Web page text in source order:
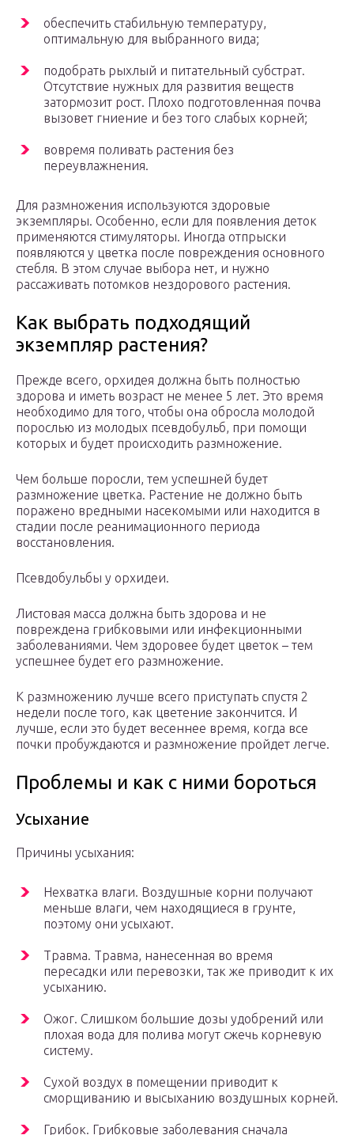
обеспечить стабильную температуру,
оптимальную для выбранного вида;
подобрать рыхлый и питательный субстрат.
Отсутствие нужных для развития веществ
затормозит рост. Плохо подготовленная почва
вызовет гниение и без того слабых корней;
вовремя поливать растения без
переувлажнения.
Для размножения используются здоровые
экземпляры. Особенно, если для появления деток
применяются стимуляторы. Иногда отпрыски
появляются у цветка после повреждения основного
стебля. В этом случае выбора нет, и нужно
рассаживать потомков нездорового растения.
Как выбрать подходящий
экземпляр растения?
Прежде всего, орхидея должна быть полностью
здорова и иметь возраст не менее 5 лет. Это время
необходимо для того, чтобы она обросла молодой
порослью из молодых псевдобульб, при помощи
которых и будет происходить размножение.
Чем больше поросли, тем успешней будет
размножение цветка. Растение не должно быть
поражено вредными насекомыми или находится в
стадии после реанимационного периода
восстановления.
Псевдобульбы у орхидеи.
Листовая масса должна быть здорова и не
повреждена грибковыми или инфекционными
заболеваниями. Чем здоровее будет цветок – тем
успешнее будет его размножение.
К размножению лучше всего приступать спустя 2
недели после того, как цветение закончится. И
лучше, если это будет весеннее время, когда все
почки пробуждаются и размножение пройдет легче.
Проблемы и как с ними бороться
Усыхание
Причины усыхания:
Нехватка влаги. Воздушные корни получают
меньше влаги, чем находящиеся в грунте,
поэтому они усыхают.
Травма. Травма, нанесенная во время
пересадки или перевозки, так же приводит к их
усыханию.
Ожог. Слишком большие дозы удобрений или
плохая вода для полива могут сжечь корневую
систему.
Сухой воздух в помещении приводит к
сморщиванию и высыханию воздушных корней.
Грибок. Грибковые заболевания сначала